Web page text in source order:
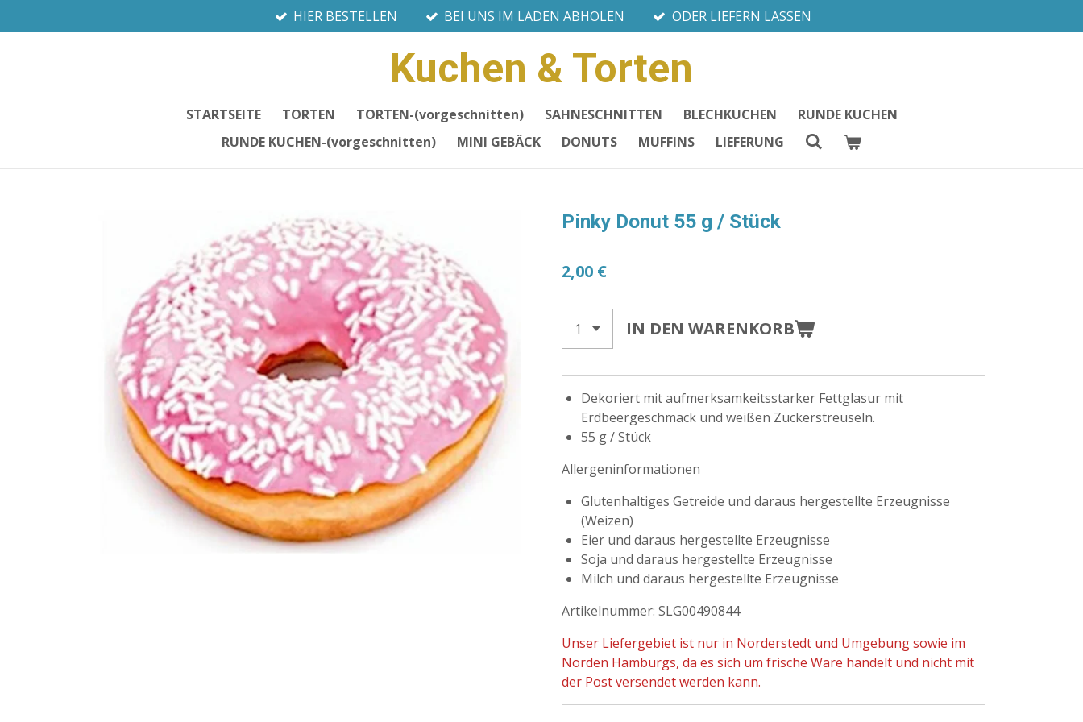
Hauptinhalt
HIER BESTELLEN BEI UNS IM LADEN ABHOLEN ODER LIEFERN LASSEN
Kuchen & Torten
STARTSEITE TORTEN TORTEN-(vorgeschnitten) SAHNESCHNITTEN BLECHKUCHEN
RUNDE KUCHEN
RUNDE KUCHEN-(vorgeschnitten)
MINI GEBÄCK DONUTS MUFFINS LIEFERUNG
Pinky Donut 55 g / Stück
2,00 €
IN DEN WARENKORB
Dekoriert mit aufmerksamkeitsstarker Fettglasur mit
Erdbeergeschmack und weißen Zuckerstreuseln.
55 g / Stück
Allergeninformationen
Glutenhaltiges Getreide und daraus hergestellte Erzeugnisse
(Weizen)
Eier und daraus hergestellte Erzeugnisse
Soja und daraus hergestellte Erzeugnisse
Milch und daraus hergestellte Erzeugnisse
Artikelnummer: SLG00490844
Unser Liefergebiet ist nur in Norderstedt und Umgebung sowie im
Norden Hamburgs, da es sich um frische Ware handelt und nicht mit
der Post versendet werden kann.